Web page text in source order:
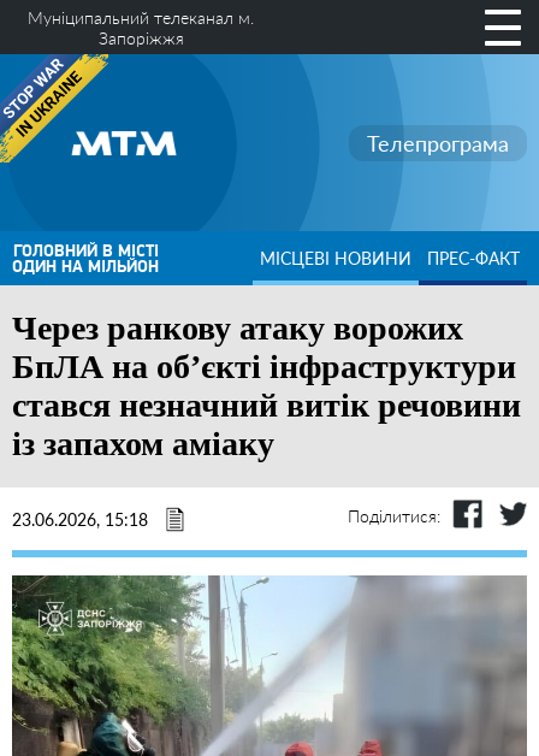
Муніципальний телеканал м.
Запоріжжя
Телепрограма
ГОЛОВНИЙ В МІСТІ
ОДИН НА МІЛЬЙОН МІСЦЕВІ НОВИНИ ПРЕС-ФАКТ
Через ранкову атаку ворожих
БпЛА на об’єкті інфраструктури
стався незначний витік речовини
із запахом аміаку
23.06.2026, 15:18 Поділитися: